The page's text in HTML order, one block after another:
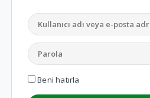
Beni hatırla